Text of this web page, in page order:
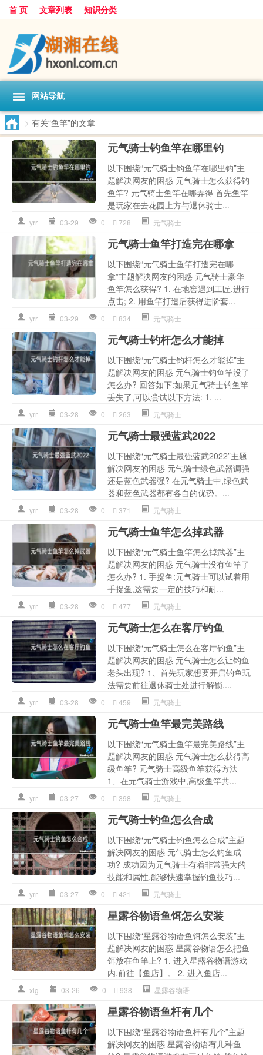
首 页 文章列表 知识分类
网站导航
> 有关“鱼竿”的文章
元气骑士钓鱼竿在哪里钓
以下围绕“元气骑士钓鱼竿在哪里钓”主
题解决网友的困惑 元气骑士怎么获得钓
鱼竿? 元气骑士鱼竿在哪弄得 首先鱼竿
是玩家在去花园上方与退休骑士...
yrr 03-29 0 728 元气骑士
元气骑士鱼竿打造完在哪拿
以下围绕“元气骑士鱼竿打造完在哪
拿”主题解决网友的困惑 元气骑士豪华
鱼竿怎么获得? 1. 在地窖遇到工匠,进行
点击; 2. 用鱼竿打造后获得进阶套...
yrr 03-29 0 834 元气骑士
元气骑士钓杆怎么才能掉
以下围绕“元气骑士钓杆怎么才能掉”主
题解决网友的困惑 元气骑士钓鱼竿没了
怎么办? 回答如下:如果元气骑士钓鱼竿
丢失了,可以尝试以下方法: 1. ...
yrr 03-28 0 263 元气骑士
元气骑士最强蓝武2022
以下围绕“元气骑士最强蓝武2022”主题
解决网友的困惑 元气骑士绿色武器调强
还是蓝色武器强? 在元气骑士中,绿色武
器和蓝色武器都有各自的优势。...
yrr 03-28 0 371 元气骑士
元气骑士鱼竿怎么掉武器
以下围绕“元气骑士鱼竿怎么掉武器”主
题解决网友的困惑 元气骑士没有鱼竿了
怎么办? 1. 手捉鱼:元气骑士可以试着用
手捉鱼,这需要一定的技巧和耐...
yrr 03-28 0 477 元气骑士
元气骑士怎么在客厅钓鱼
以下围绕“元气骑士怎么在客厅钓鱼”主
题解决网友的困惑 元气骑士怎么让钓鱼
老头出现? 1、首先玩家想要开启钓鱼玩
法需要前往退休骑士处进行解锁,...
yrr 03-28 0 459 元气骑士
元气骑士鱼竿最完美路线
以下围绕“元气骑士鱼竿最完美路线”主
题解决网友的困惑 元气骑士怎么获得高
级鱼竿? 元气骑士高级鱼竿获得方法
1、在元气骑士游戏中,高级鱼竿共...
yrr 03-27 0 398 元气骑士
元气骑士钓鱼怎么合成
以下围绕“元气骑士钓鱼怎么合成”主题
解决网友的困惑 元气骑士怎么钓鱼成
功? 成功因为元气骑士有着非常强大的
技能和属性,能够快速掌握钓鱼技巧...
yrr 03-27 0 421 元气骑士
星露谷物语鱼饵怎么安装
以下围绕“星露谷物语鱼饵怎么安装”主
题解决网友的困惑 星露谷物语怎么把鱼
饵放在鱼竿上? 1. 进入星露谷物语游戏
内,前往【鱼店】。 2. 进入鱼店...
xlg 03-26 0 938 星露谷物语
星露谷物语鱼杆有几个
以下围绕“星露谷物语鱼杆有几个”主题
解决网友的困惑 星露谷物语有几种鱼